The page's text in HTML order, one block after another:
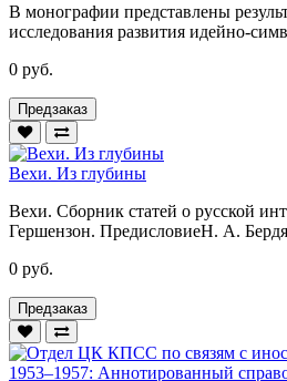
В монографии представлены
исследования развития идейно-
0 руб.
Предзаказ
Вехи. Из глубины
Вехи. Сборник статей о русской
Гершензон. ПредисловиеН. А.
0 руб.
Предзаказ